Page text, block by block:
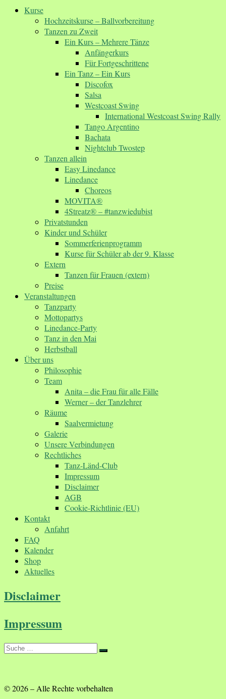
Kurse
Hochzeitskurse – Ballvorbereitung
Tanzen zu Zweit
Ein Kurs – Mehrere Tänze
Anfängerkurs
Für Fortgeschrittene
Ein Tanz – Ein Kurs
Discofox
Salsa
Westcoast Swing
International Westcoast Swing Rally
Tango Argentino
Bachata
Nightclub Twostep
Tanzen allein
Easy Linedance
Linedance
Choreos
MOVITA®
4Streatz® – #tanzwiedubist
Privatstunden
Kinder und Schüler
Sommerferienprogramm
Kurse für Schüler ab der 9. Klasse
Extern
Tanzen für Frauen (extern)
Preise
Veranstaltungen
Tanzparty
Mottopartys
Linedance-Party
Tanz in den Mai
Herbstball
Über uns
Philosophie
Team
Anita – die Frau für alle Fälle
Werner – der Tanzlehrer
Räume
Saalvermietung
Galerie
Unsere Verbindungen
Rechtliches
Tanz-Länd-Club
Impressum
Disclaimer
AGB
Cookie-Richtlinie (EU)
Kontakt
Anfahrt
FAQ
Kalender
Shop
Aktuelles
Disclaimer
Impressum
Suche
Suche
© 2026– Alle Rechte vorbehalten